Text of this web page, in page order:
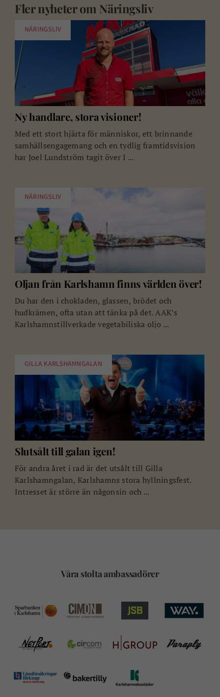
Fler nyheter om Näringsliv
NÄRINGSLIV
Ny handlare, stora visioner!
Med ett stort hjärta för människor, ett brinnande
samhällsengagemang och en tydlig framtidsvision
har Joel Lundström tagit över I ...
NÄRINGSLIV
Oljan från Karlshamn finns världen över!
Du har den i chokladen, glassen, brödet och
hudkrämen, ofta utan att tänka på det. AAK’s
Karlshamnstillverkade vegetabiliska oljo ...
GILLA KARLSHAMNGALAN
Slutsålt till galan igen!
För andra året i rad är det utsålt till Gilla
Karlshamngalan, Karlshamns stora hyllningsfest.
Intresset är större än någonsin och ...
Våra stolta ambassadörer